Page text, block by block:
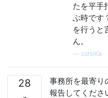
たを平手
ぶ時です
を行うと
ん。
corsiKa
28
事務所を最寄り
報告してくださ